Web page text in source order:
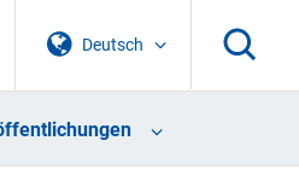
Deutsch